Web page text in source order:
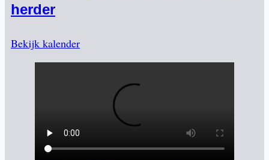
herder
Bekijk kalender